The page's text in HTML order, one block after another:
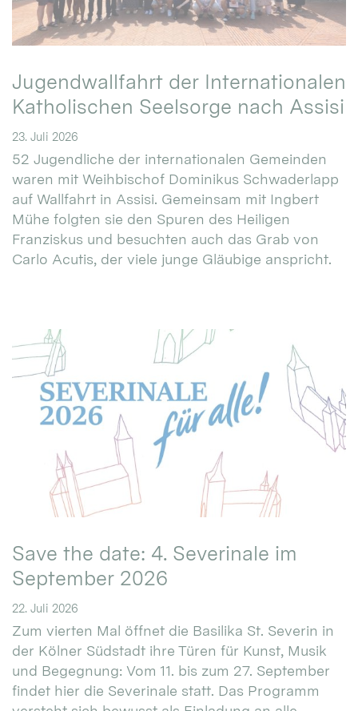
Jugendwallfahrt der Internationalen
Katholischen Seelsorge nach Assisi
23. Juli 2026
52 Jugendliche der internationalen Gemeinden
waren mit Weihbischof Dominikus Schwaderlapp
auf Wallfahrt in Assisi. Gemeinsam mit Ingbert
Mühe folgten sie den Spuren des Heiligen
Franziskus und besuchten auch das Grab von
Carlo Acutis, der viele junge Gläubige anspricht.
Save the date: 4. Severinale im
September 2026
22. Juli 2026
Zum vierten Mal öffnet die Basilika St. Severin in
der Kölner Südstadt ihre Türen für Kunst, Musik
und Begegnung: Vom 11. bis zum 27. September
findet hier die Severinale statt. Das Programm